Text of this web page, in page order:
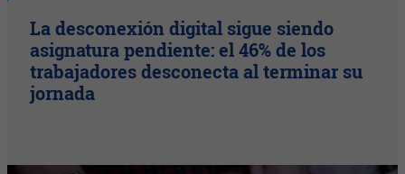
La desconexión digital sigue siendo
asignatura pendiente: el 46% de los
trabajadores desconecta al terminar su
jornada